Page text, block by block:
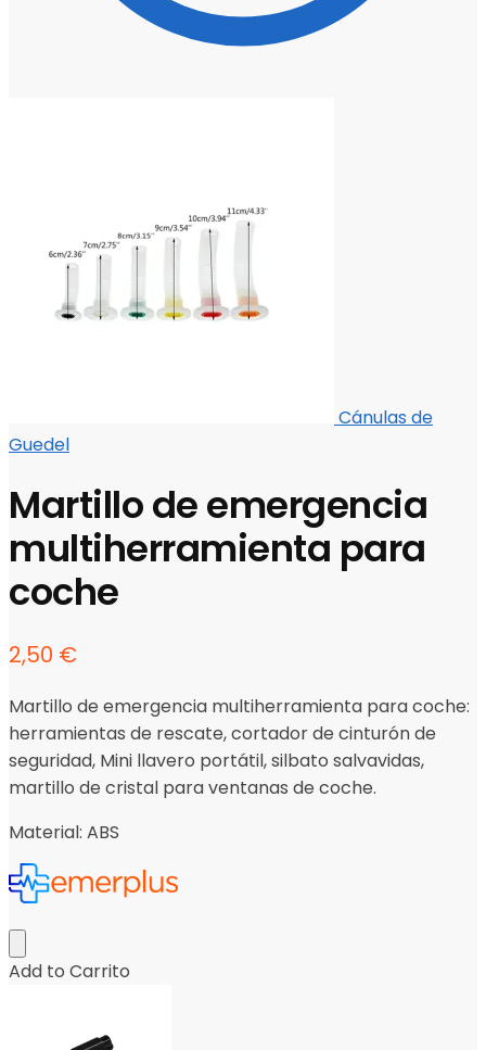
Cánulas de
Guedel
Martillo de emergencia
multiherramienta para
coche
2,50 €
Martillo de emergencia multiherramienta para coche:
herramientas de rescate, cortador de cinturón de
seguridad, Mini llavero portátil, silbato salvavidas,
martillo de cristal para ventanas de coche.
Material: ABS
Add to Carrito